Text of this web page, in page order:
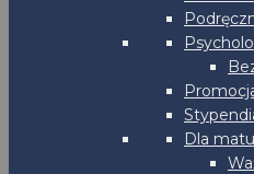
Dla